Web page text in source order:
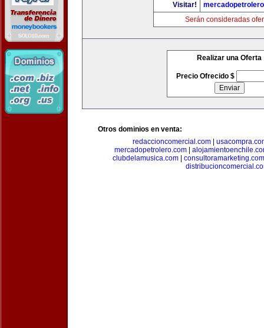
Visitar!
Serán consideradas
Realizar una Oferta
Precio Ofrecido $
Otros dominios en venta:
redaccioncomercial.com
mercadopetrolero.com|
clubdelamusica.com
consultoramarketing.com